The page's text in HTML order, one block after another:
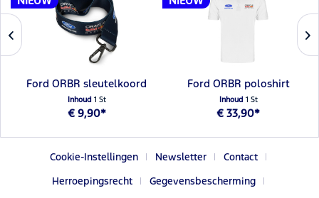
Ford ORBR sleutelkoord
Inhoud 1 St
€ 9,90*
Ford ORBR poloshirt
Inhoud 1 St
€ 33,90*
Cookie-Instellingen Newsletter
Contact
Herroepingsrecht
Gegevensbescherming